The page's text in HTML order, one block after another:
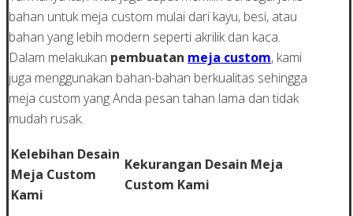
bahan untuk meja custom mulai dari kayu, besi, atau
bahan yang lebih modern seperti akrilik dan kaca.
Dalam melakukan pembuatan meja custom, kami
juga menggunakan bahan-bahan berkualitas sehingga
meja custom yang Anda pesan tahan lama dan tidak
mudah rusak.
Kelebihan Desain
Meja Custom
Kami
Kekurangan Desain Meja
Custom Kami